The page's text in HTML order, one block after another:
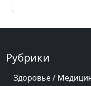
Рубрики
Здоровье /